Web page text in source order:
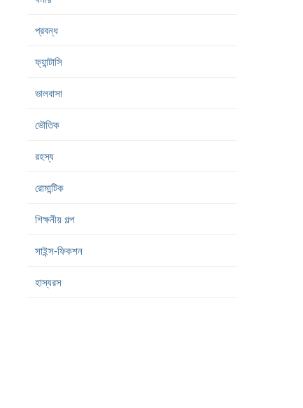
প্রবন্ধ
ফ্যান্টাসি
ভালবাসা
ভৌতিক
রহস্য
রোমান্টিক
শিক্ষনীয় গল্প
সাইন্স-ফিকশন
হাস্যরস